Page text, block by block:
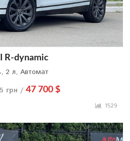
R-dynamic
2 л, Автомат
грн / 47 700 $
1529